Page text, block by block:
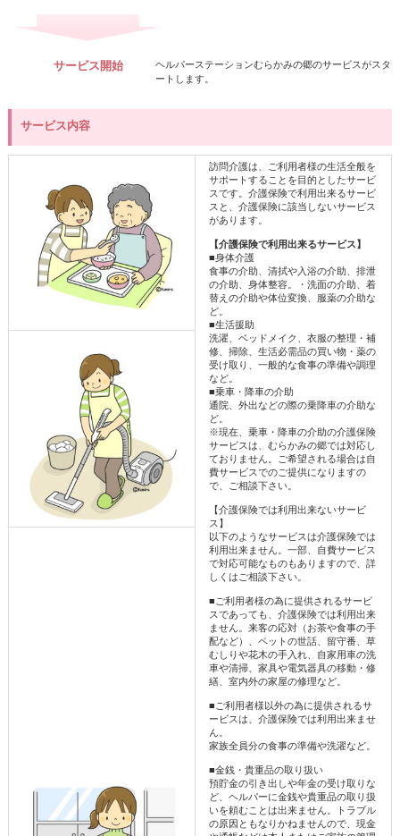
サービス開始
ヘルパーステーションむらかみの郷のサービスがスタ
ートします。
サービス内容
訪問介護は、ご利用者様の生活全般を
サポートすることを目的としたサービ
スです。介護保険で利用出来るサービ
スと、介護保険に該当しないサービス
があります。
【介護保険で利用出来るサービス】
■身体介護
食事の介助、清拭や入浴の介助、排泄
の介助、身体整容。・洗面の介助、着
替えの介助や体位変換、服薬の介助な
ど。
■生活援助
洗濯、ベッドメイク、衣服の整理・補
修、掃除、生活必需品の買い物・薬の
受け取り、一般的な食事の準備や調理
など。
■乗車・降車の介助
通院、外出などの際の乗降車の介助な
ど。
※現在、乗車・降車の介助の介護保険
サービスは、むらかみの郷では対応し
ておりません。ご希望される場合は自
費サービスでのご提供になりますの
で、ご相談下さい。
【介護保険では利用出来ないサービ
ス】
以下のようなサービスは介護保険では
利用出来ません。一部、自費サービス
で対応可能なものもありますので、詳
しくはご相談下さい。
■ご利用者様の為に提供されるサービ
スであっても、介護保険では利用出来
ません。来客の応対（お茶や食事の手
配など）、ペットの世話、留守番、草
むしりや花木の手入れ、自家用車の洗
車や清掃、家具や電気器具の移動・修
繕、室内外の家屋の修理など。
■ご利用者様以外の為に提供されるサ
ービスは、介護保険では利用出来ませ
ん。
家族全員分の食事の準備や洗濯など。
■金銭・貴重品の取り扱い
預貯金の引き出しや年金の受け取りな
ど、ヘルパーに金銭や貴重品の取り扱
いを頼むことは出来ません。トラブル
の原因ともなりかねませんので、現金